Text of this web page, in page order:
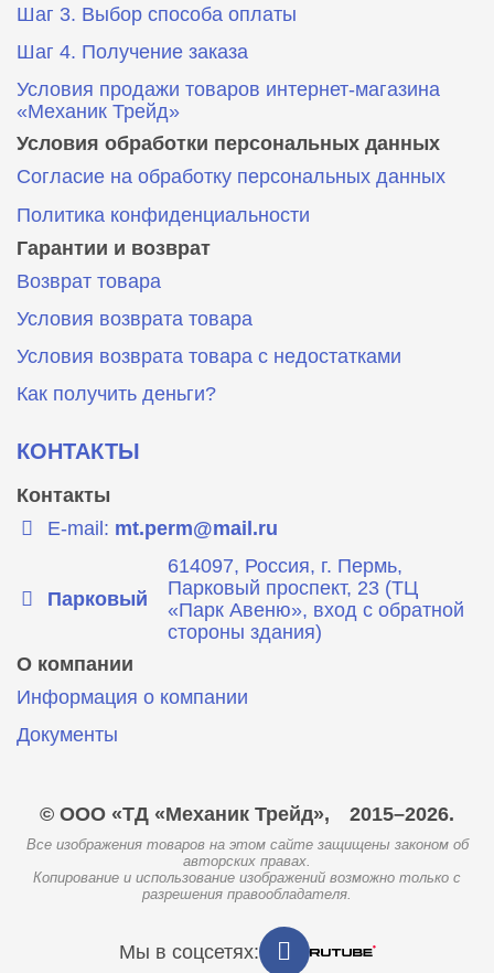
Шаг 3. Выбор способа оплаты
Шаг 4. Получение заказа
Условия продажи товаров интернет-магазина
«Механик Трейд»
Условия обработки персональных данных
Согласие на обработку персональных данных
Политика конфиденциальности
Гарантии и возврат
Возврат товара
Условия возврата товара
Условия возврата товара с недостатками
Как получить деньги?
КОНТАКТЫ
Контакты
E-mail: mt.perm@mail.ru
Парковый
614097, Россия, г. Пермь,
Парковый проспект, 23 (ТЦ
«Парк Авеню», вход с обратной
стороны здания)
О компании
Информация о компании
Документы
© ООО «ТД «Механик Трейд», 2015–2026.
Все изображения товаров на этом сайте защищены законом об
авторских правах.
Копирование и использование изображений возможно только с
разрешения правообладателя.
Мы в соцсетях: